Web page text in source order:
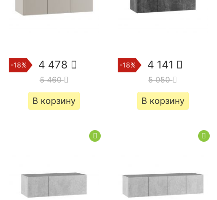
-18% 4 478
5 460
В корзину
-18% 4 141
5 050
В корзину